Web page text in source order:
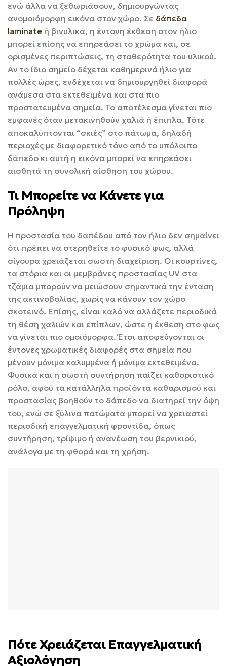
ενώ άλλα να ξεθωριάσουν, δημιουργώντας
ανομοιόμορφη εικόνα στον χώρο. Σε δάπεδα
laminate ή βινυλικά, η έντονη έκθεση στον ήλιο
μπορεί επίσης να επηρεάσει το χρώμα και, σε
ορισμένες περιπτώσεις, τη σταθερότητα του υλικού.
Αν το ίδιο σημείο δέχεται καθημερινά ήλιο για
πολλές ώρες, ενδέχεται να δημιουργηθεί διαφορά
ανάμεσα στα εκτεθειμένα και στα πιο
προστατευμένα σημεία. Το αποτέλεσμα γίνεται πιο
εμφανές όταν μετακινηθούν χαλιά ή έπιπλα. Τότε
αποκαλύπτονται “σκιές” στο πάτωμα, δηλαδή
περιοχές με διαφορετικό τόνο από το υπόλοιπο
δάπεδο κι αυτή η εικόνα μπορεί να επηρεάσει
αισθητά τη συνολική αίσθηση του χώρου.
Τι Μπορείτε να Κάνετε για
Πρόληψη
Η προστασία του δαπέδου από τον ήλιο δεν σημαίνει
ότι πρέπει να στερηθείτε το φυσικό φως, αλλά
σίγουρα χρειάζεται σωστή διαχείριση. Οι κουρτίνες,
τα στόρια και οι μεμβράνες προστασίας UV στα
τζάμια μπορούν να μειώσουν σημαντικά την ένταση
της ακτινοβολίας, χωρίς να κάνουν τον χώρο
σκοτεινό. Επίσης, είναι καλό να αλλάζετε περιοδικά
τη θέση χαλιών και επίπλων, ώστε η έκθεση στο φως
να γίνεται πιο ομοιόμορφα. Έτσι αποφεύγονται οι
έντονες χρωματικές διαφορές στα σημεία που
μένουν μόνιμα καλυμμένα ή μόνιμα εκτεθειμένα.
Φυσικά και η σωστή συντήρηση παίζει καθοριστικό
ρόλο, αφού τα κατάλληλα προϊόντα καθαρισμού και
προστασίας βοηθούν το δάπεδο να διατηρεί την όψη
του, ενώ σε ξύλινα πατώματα μπορεί να χρειαστεί
περιοδική επαγγελματική φροντίδα, όπως
συντήρηση, τρίψιμο ή ανανέωση του βερνικιού,
ανάλογα με τη φθορά και τη χρήση.
Πότε Χρειάζεται Επαγγελματική
Αξιολόγηση